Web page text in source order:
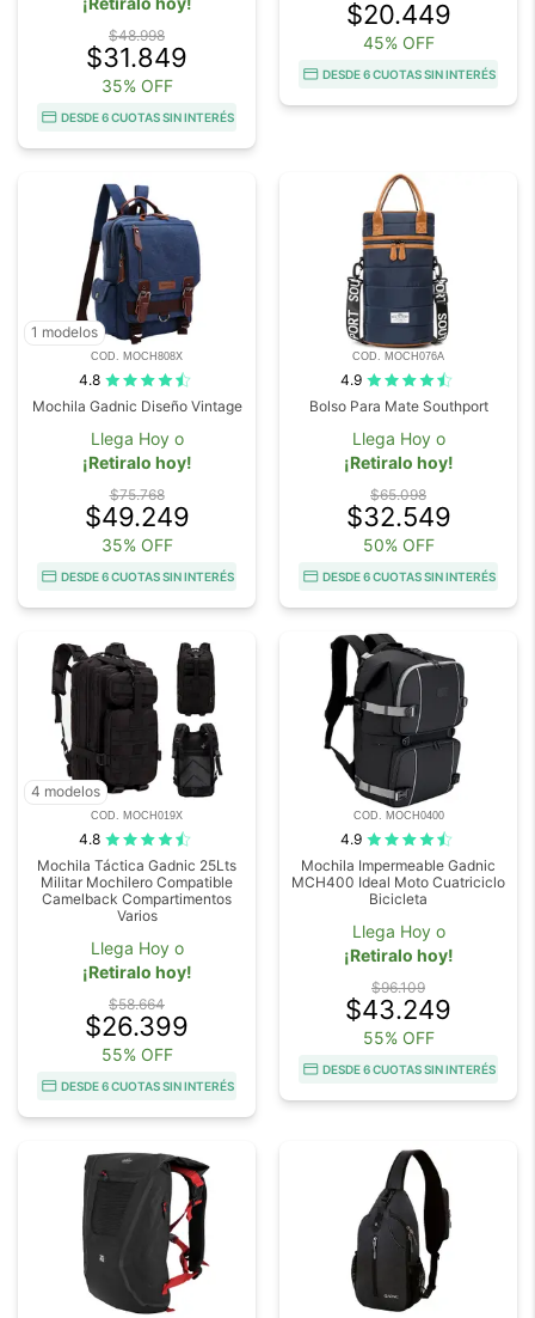
$48.998
$31.849
35% OFF
DESDE 6 CUOTAS SIN INTERÉS
$20.449
45% OFF
DESDE 6 CUOTAS SIN INTERÉS
1 modelos
COD. MOCH808X
4.8
Mochila Gadnic Diseño Vintage
Llega Hoy o
¡Retiralo hoy!
$75.768
$49.249
35% OFF
DESDE 6 CUOTAS SIN INTERÉS
COD. MOCH076A
4.9
Bolso Para Mate Southport
Llega Hoy o
¡Retiralo hoy!
$65.098
$32.549
50% OFF
DESDE 6 CUOTAS SIN INTERÉS
4 modelos
COD. MOCH019X
4.8
Mochila Táctica Gadnic 25Lts
Militar Mochilero Compatible
Camelback Compartimentos
Varios
Llega Hoy o
¡Retiralo hoy!
$58.664
$26.399
55% OFF
DESDE 6 CUOTAS SIN INTERÉS
COD. MOCH0400
4.9
Mochila Impermeable Gadnic
MCH400 Ideal Moto Cuatriciclo
Bicicleta
Llega Hoy o
¡Retiralo hoy!
$96.109
$43.249
55% OFF
DESDE 6 CUOTAS SIN INTERÉS